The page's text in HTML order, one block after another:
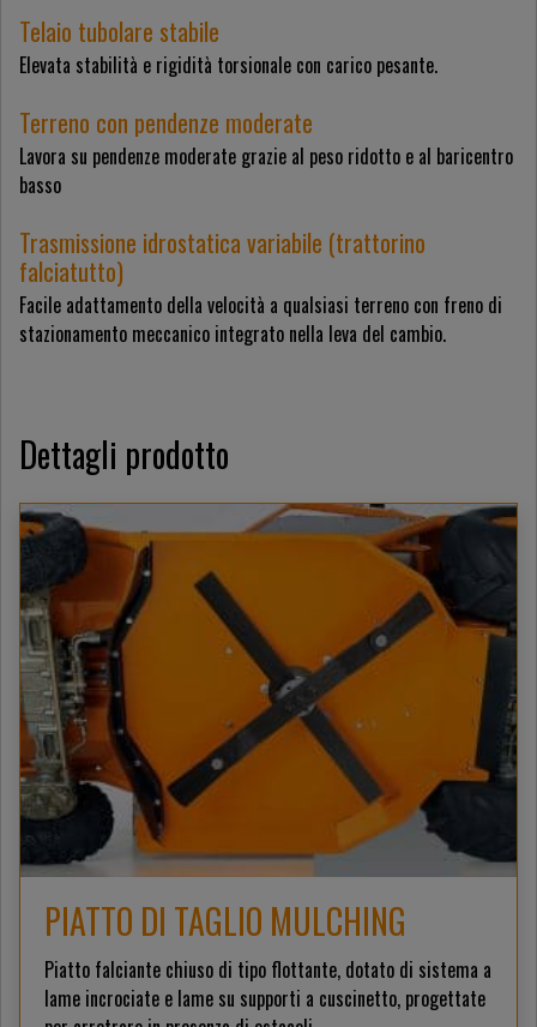
Telaio tubolare stabile
Elevata stabilità e rigidità torsionale con carico pesante.
Terreno con pendenze moderate
Lavora su pendenze moderate grazie al peso ridotto e al baricentro
basso
Trasmissione idrostatica variabile (trattorino
falciatutto)
Facile adattamento della velocità a qualsiasi terreno con freno di
stazionamento meccanico integrato nella leva del cambio.
Dettagli prodotto
PIATTO DI TAGLIO MULCHING
Piatto falciante chiuso di tipo flottante, dotato di sistema a
lame incrociate e lame su supporti a cuscinetto, progettate